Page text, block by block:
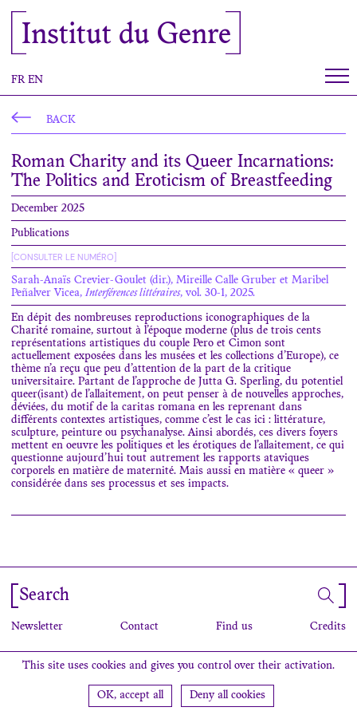
Institut du Genre
FR EN
BACK
Roman Charity and its Queer Incarnations:
The Politics and Eroticism of Breastfeeding
December 2025
Publications
[CONSULTER LE NUMÉRO]
Sarah-Anaïs Crevier-Goulet (dir.), Mireille Calle Gruber et Maribel
Peñalver Vicea,Interférences littéraires, vol. 30-1, 2025.
En dépit des nombreuses reproductions iconographiques de la
Charité romaine, surtout à l’époque moderne (plus de trois cents
représentations artistiques du couple Pero et Cimon sont
actuellement exposées dans les musées et les collections d’Europe), ce
thème n’a reçu que peu d’attention de la part de la critique
universitaire. Partant de l’approche de Jutta G. Sperling, du potentiel
queer(isant) de l’allaitement, on peut penser à de nouvelles approches,
déviées, du motif de la caritas romana en les reprenant dans
différents contextes artistiques, comme c’est le cas ici : littérature,
sculpture, peinture ou psychanalyse. Ainsi abordés, ces divers foyers
mettent en oeuvre les politiques et les érotiques de l’allaitement, ce qui
questionne aujourd’hui tout autrement les rapports ataviques
corporels en matière de maternité. Mais aussi en matière « queer »
considérée dans ses processus et ses impacts.
Search
Newsletter Contact Find us Credits
This site uses cookies and gives you control over their activation.
OK, accept all Deny all cookies